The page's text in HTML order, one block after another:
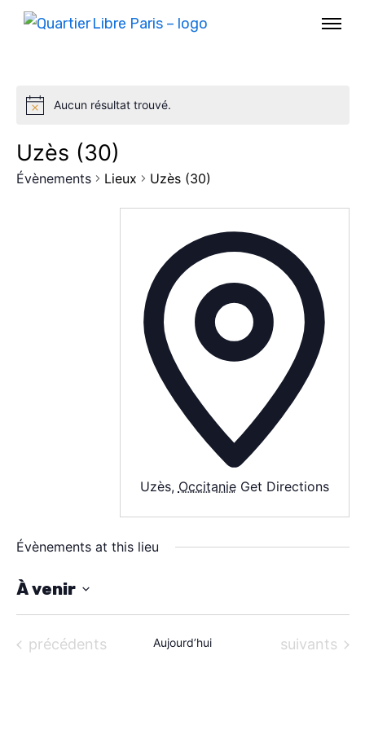
AGENDA
SPECTACLE
À PROPOS
CONTACT
Aucun résultat trouvé.
Uzès (30)
Évènements Lieux Uzès (30)
Uzès, Occitanie Get Directions
Évènements at this lieu
À venir
S
é Évènements
précédents Aujourd’hui Évènements
suivants